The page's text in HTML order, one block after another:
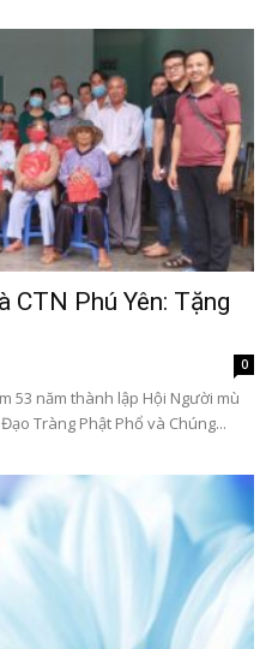
CTN Phú Yên: Tặng
0
53 năm thành lập Hội Người mù
Tràng Phật Phổ và Chúng...